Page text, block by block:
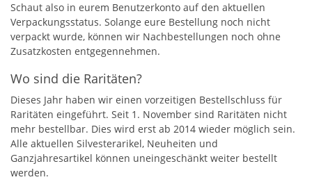
Schaut also in eurem Benutzerkonto auf den aktuellen
Verpackungsstatus. Solange eure Bestellung noch nicht
verpackt wurde, können wir Nachbestellungen noch ohne
Zusatzkosten entgegennehmen.
Wo sind die Raritäten?
Dieses Jahr haben wir einen vorzeitigen Bestellschluss für
Raritäten eingeführt. Seit 1. November sind Raritäten nicht
mehr bestellbar. Dies wird erst ab 2014 wieder möglich sein.
Alle aktuellen Silvesterarikel, Neuheiten und
Ganzjahresartikel können uneingeschänkt weiter bestellt
werden.